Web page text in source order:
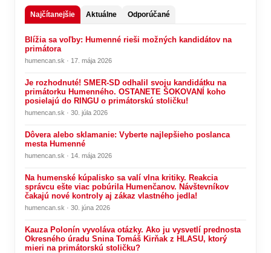
Najčítanejšie Aktuálne Odporúčané
Blížia sa voľby: Humenné rieši možných kandidátov na
primátora
humencan.sk · 17. mája 2026
Je rozhodnuté! SMER-SD odhalil svoju kandidátku na
primátorku Humenného. OSTANETE ŠOKOVANÍ koho
posielajú do RINGU o primátorskú stoličku!
humencan.sk · 30. júla 2026
Dôvera alebo sklamanie: Vyberte najlepšieho poslanca
mesta Humenné
humencan.sk · 14. mája 2026
Na humenské kúpalisko sa valí vlna kritiky. Reakcia
správcu ešte viac pobúrila Humenčanov. Návštevníkov
čakajú nové kontroly aj zákaz vlastného jedla!
humencan.sk · 30. júna 2026
Kauza Polonín vyvoláva otázky. Ako ju vysvetlí prednosta
Okresného úradu Snina Tomáš Kirňak z HLASU, ktorý
mieri na primátorskú stoličku?